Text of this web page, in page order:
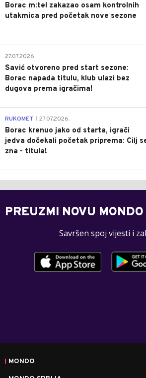
Borac m:tel zakazao osam kontrolnih
utakmica pred početak nove sezone
27.07.2026.
Savić otvoreno pred start sezone:
Borac napada titulu, klub ulazi bez
dugova prema igračima!
RUKOMET 27.07.2026.
Borac krenuo jako od starta, igrači
jedva dočekali početak priprema: Cilj
zna - titula!
PREUZMI NOVU
Savršen spoj vijesti i
MONDO